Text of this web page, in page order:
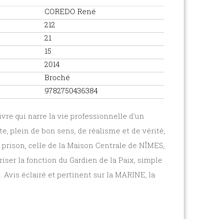
COREDO René
212
21
15
2014
Broché
9782750436384
qui narre la vie professionnelle d'un
plein de bon sens, de réalisme et de vérité,
celle de la Maison Centrale de NÎMES,
la fonction du Gardien de la Paix, simple
éclairé et pertinent sur la MARINE, la